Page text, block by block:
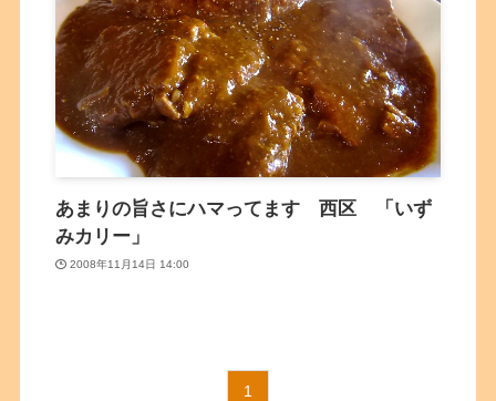
あまりの旨さにハマってます 西区 「いず
みカリー」
2008年11月14日 14:00
1